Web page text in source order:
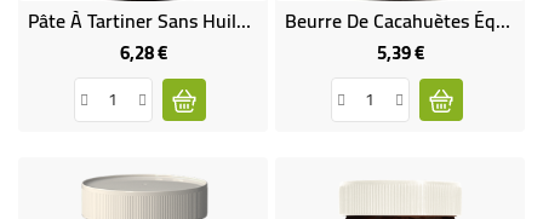
Pâte À Tartiner Sans Huile De Palme Bio Et Équitable - 270 G
6,28 €Prix
Beurre De Cacahuètes Équitable
5,39 €Prix